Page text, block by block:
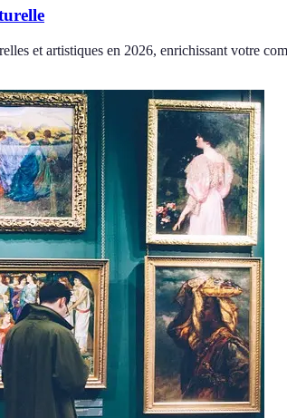
et artistiques en 2026, enrichissant votre